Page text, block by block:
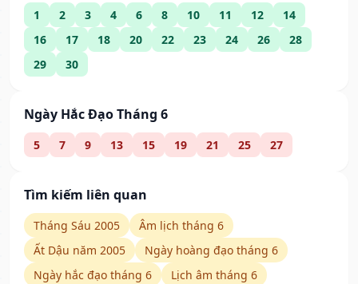
1 2 3 4 6 8 10 11 12
14
16
17 18 20 22 23 24 26
28
29
30
Ngày Hắc Đạo Tháng 6
5 7 9 13 15 19 21 25 27
Tìm kiếm liên quan
Tháng Sáu 2005
Âm lịch tháng 6
Ất Dậu năm 2005
Ngày hoàng đạo tháng 6
Ngày hắc đạo tháng 6
Lịch âm tháng 6